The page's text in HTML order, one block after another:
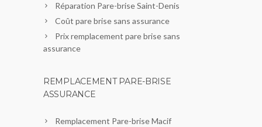
Réparation Pare-brise Saint-Denis
Coût pare brise sans assurance
Prix remplacement pare brise sans
assurance
REMPLACEMENT PARE-BRISE
ASSURANCE
Remplacement Pare-brise Macif